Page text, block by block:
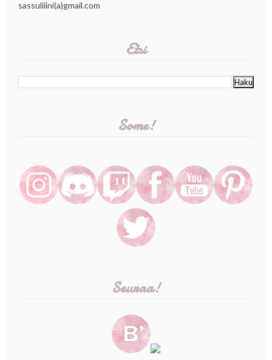
sassuliiini(a)gmail.com
Etsi
Some!
Seuraa!